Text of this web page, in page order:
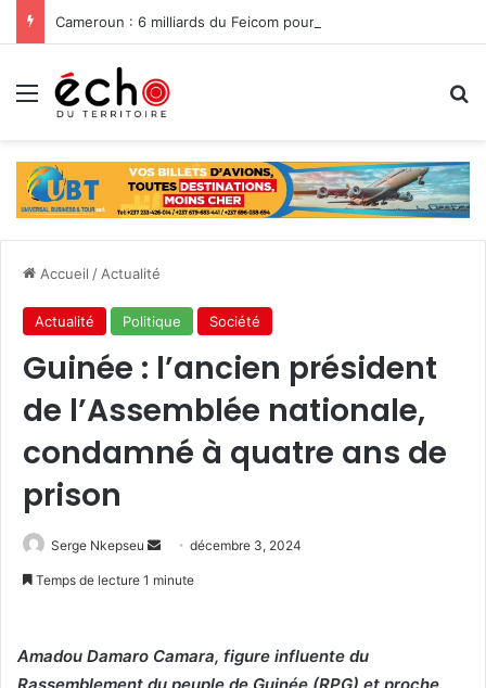
Menu
Accueil / Actualité
Actualité Politique Société
Guinée : l’ancien président
de l’Assemblée nationale,
condamné à quatre ans de
prison
Serge Nkepseu
y
décembre 3, 2024
Temps de lecture 1 minute
Amadou Damaro Camara, figure influente du
Rassemblement du peuple de Guinée (RPG) et proche